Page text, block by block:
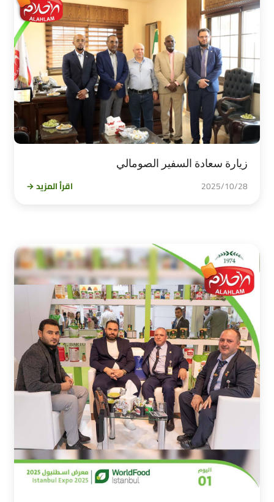
زيارة سعادة السفير الصومالي
2025/10/28 اقرأ المزيد →